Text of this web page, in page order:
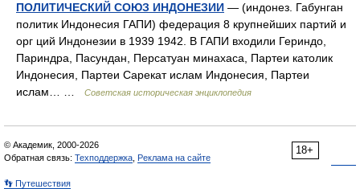
ПОЛИТИЧЕСКИЙ СОЮЗ ИНДОНЕЗИИ — (индонез. Габунган
политик Индонесия ГАПИ) федерация 8 крупнейших партий и
орг ций Индонезии в 1939 1942. В ГАПИ входили Гериндо,
Париндра, Пасундан, Персатуан минахаса, Партеи католик
Индонесия, Партеи Сарекат ислам Индонесия, Партеи
ислам… …
Советская историческая энциклопедия
18+
© Академик, 2000-2026
Обратная связь: Техподдержка Реклама на сайте
👣 Путешествия